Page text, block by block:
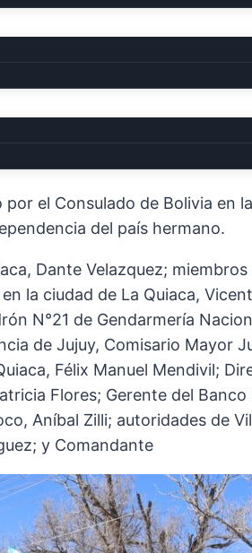
ESTADO
el Consulado de Bolivia en
del país hermano.
Dante Velazquez;
la ciudad de La Quiaca,
N°21 de Gendarmería
de Jujuy, Comisario Mayor
Félix Manuel Mendivil;
Flores; Gerente del
Aníbal Zilli; autoridades de
y Comandante